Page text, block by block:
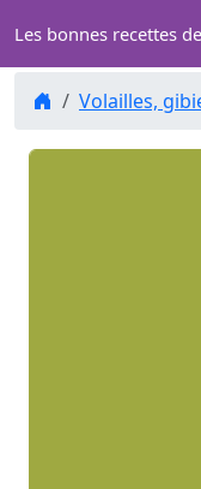
Les bonnes recettes
Volailles,